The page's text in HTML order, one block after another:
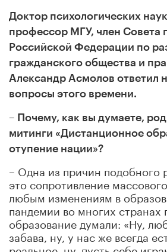
Доктор психологических
профессор МГУ, член Совета
Российской Федерации по
гражданского общества и
Александр Асмолов ответил
вопросы этого времени.
– Почему, как вы думаете,
митинги «Дистанционное
отупение нации»?
– Одна из причин подобного
это сопротивление
любым изменениям в
пандемии во многих странах
образование думали: «Ну,
забава, ну, у нас же всегда